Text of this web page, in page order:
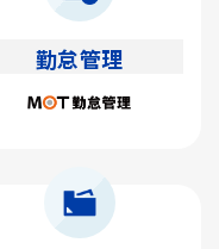
勤怠管理